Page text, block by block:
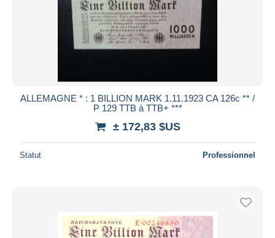
ALLEMAGNE * : 1 BILLION MARK 1.11.1923 CA 126c ** /
P 129 TTB à TTB+ ***
± 172,83 $US
Statut Professionnel